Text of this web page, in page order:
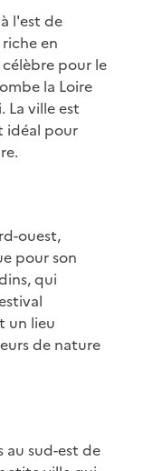
l'est de
en
pour le
la Loire
La ville est
idéal pour
ouest,
pour son
qui
un lieu
de nature
au sud-est de